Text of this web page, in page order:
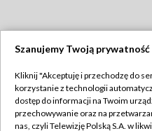
Abonament TVP
Szanujemy Twoją prywatność
Kliknij "Akceptuję i przechodzę do
korzystanie z technologii
dostęp do informacji na Twoim
przechowywanie oraz na
nas, czyli Telewizję Polską S.A. w